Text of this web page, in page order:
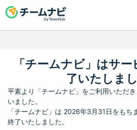
「チームナビ」はサ
了いたしま
平素より「チームナビ」をご利用いただ
いました。
「チームナビ」は 2026年3月31日をもち
終了いたしました。